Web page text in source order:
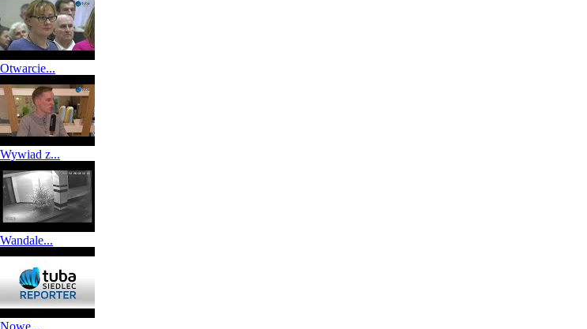
Otwarcie...
Wywiad z...
Wandale...
Nowe...